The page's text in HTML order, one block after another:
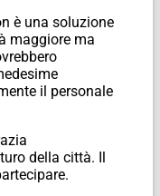
è una soluzione
maggiore ma
il personale
della città. Il